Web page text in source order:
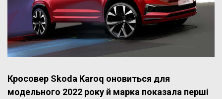
Кросовер Skoda Karoq оновиться для
модельного 2022 року й марка показала перші